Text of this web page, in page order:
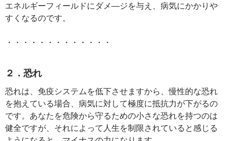
エネルギーフィールドにダメ―ジを与え、病気にかかりや
すくなるのです。
・・・・・・・・・・・・・
２．恐れ
恐れは、免疫システムを低下させますから、慢性的な恐れ
を抱えている場合、病気に対して極度に抵抗力が下がるの
です。あなたを危険から守るための小さな恐れを持つのは
健全ですが、それによって人生を制限されていると感じる